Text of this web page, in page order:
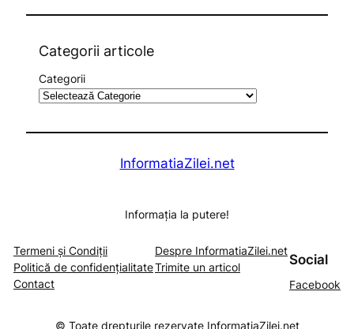
Categorii articole
Categorii
InformatiaZilei.net
Informația la putere!
Termeni și Condiții
Politică de confidențialitate
Contact
Despre InformatiaZilei.net
Trimite un articol
Social
Facebook
© Toate drepturile rezervate InformatiaZilei.net